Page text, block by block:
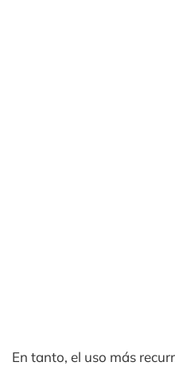
En tanto, el uso más